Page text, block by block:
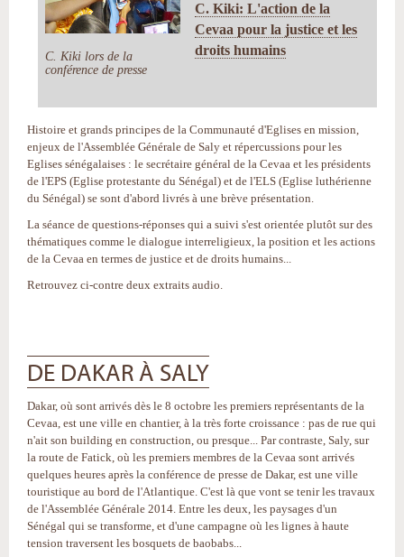
C. Kiki lors de la
conférence de presse
C. Kiki: L'action de la
Cevaa pour la justice et les
droits humains
Histoire et grands principes de la Communauté d'Eglises en mission,
enjeux de l'Assemblée Générale de Saly et répercussions pour les
Eglises sénégalaises : le secrétaire général de la Cevaa et les présidents
de l'EPS (Eglise protestante du Sénégal) et de l'ELS (Eglise luthérienne
du Sénégal) se sont d'abord livrés à une brève présentation.
La séance de questions-réponses qui a suivi s'est orientée plutôt sur des
thématiques comme le dialogue interreligieux, la position et les actions
de la Cevaa en termes de justice et de droits humains...
Retrouvez ci-contre deux extraits audio.
DE DAKAR À SALY
Dakar, où sont arrivés dès le 8 octobre les premiers représentants de la
Cevaa, est une ville en chantier, à la très forte croissance : pas de rue qui
n'ait son building en construction, ou presque... Par contraste, Saly, sur
la route de Fatick, où les premiers membres de la Cevaa sont arrivés
quelques heures après la conférence de presse de Dakar, est une ville
touristique au bord de l'Atlantique. C'est là que vont se tenir les travaux
de l'Assemblée Générale 2014. Entre les deux, les paysages d'un
Sénégal qui se transforme, et d'une campagne où les lignes à haute
tension traversent les bosquets de baobabs...